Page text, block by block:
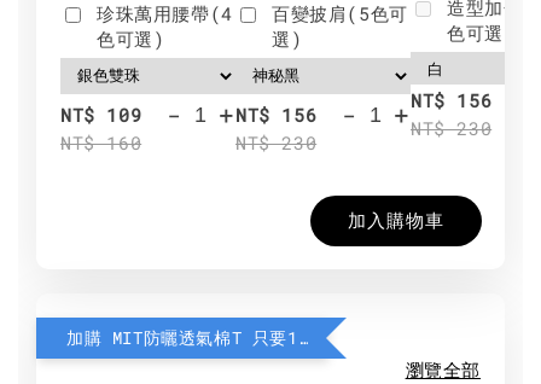
珍珠萬用腰帶(4
色可選)
NT$ 109
NT$ 160
- +
百變披肩(5色可
選)
NT$ 156
NT$ 230
- +
造型加分
色可選)
NT$ 156
NT$ 230
加入購物車
加購 MIT防曬透氣棉T 只要190元
瀏覽全部